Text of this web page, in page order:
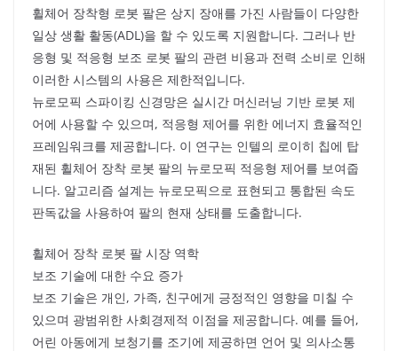
휠체어 장착형 로봇 팔은 상지 장애를 가진 사람들이 다양한
일상 생활 활동(ADL)을 할 수 있도록 지원합니다. 그러나 반
응형 및 적응형 보조 로봇 팔의 관련 비용과 전력 소비로 인해
이러한 시스템의 사용은 제한적입니다.
뉴로모픽 스파이킹 신경망은 실시간 머신러닝 기반 로봇 제
어에 사용할 수 있으며, 적응형 제어를 위한 에너지 효율적인
프레임워크를 제공합니다. 이 연구는 인텔의 로이히 칩에 탑
재된 휠체어 장착 로봇 팔의 뉴로모픽 적응형 제어를 보여줍
니다. 알고리즘 설계는 뉴로모픽으로 표현되고 통합된 속도
판독값을 사용하여 팔의 현재 상태를 도출합니다.
휠체어 장착 로봇 팔 시장 역학
보조 기술에 대한 수요 증가
보조 기술은 개인, 가족, 친구에게 긍정적인 영향을 미칠 수
있으며 광범위한 사회경제적 이점을 제공합니다. 예를 들어,
어린 아동에게 보청기를 조기에 제공하면 언어 및 의사소통